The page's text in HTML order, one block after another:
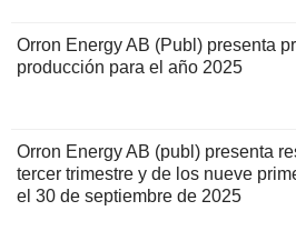
Orron Energy AB (Publ) presenta
producción para el año 2025
Orron Energy AB (publ) presenta
tercer trimestre y de los nueve
el 30 de septiembre de 2025